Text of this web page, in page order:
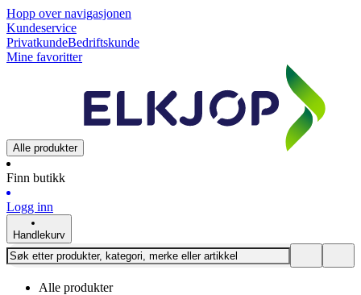
Hopp over navigasjonen
Kundeservice
PrivatkundeBedriftskunde
Mine favoritter
Alle produkter
Finn butikk
Logg inn
Handlekurv
Alle produkter